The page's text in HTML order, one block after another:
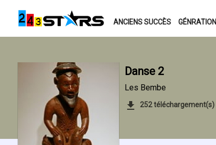
ANCIENS SUCCÈS
Danse 2
Les Bembe
252 téléchargement(s)